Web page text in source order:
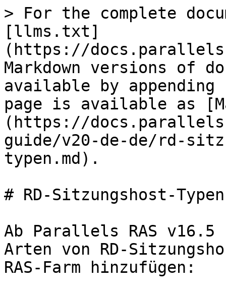
> For the complete
[llms.txt]
(https://
Markdown versions of
available by
page is available as
(https://
guide/v20-de-de/rd-
typen.md).
# RD-Sitzungshost-Typen
Ab Parallels RAS v16.5
Arten von RD-
RAS-Farm hinzufügen: